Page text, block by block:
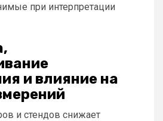
при интерпретации
и влияние на
и стендов снижает